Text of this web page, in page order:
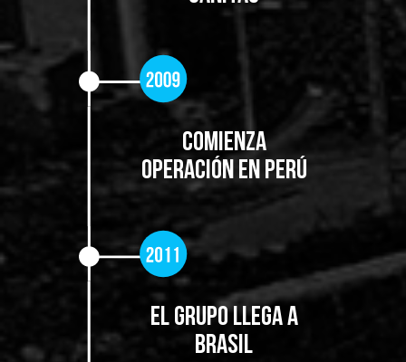
Comienza
operación en Perú
El grupo llega a
Brasil